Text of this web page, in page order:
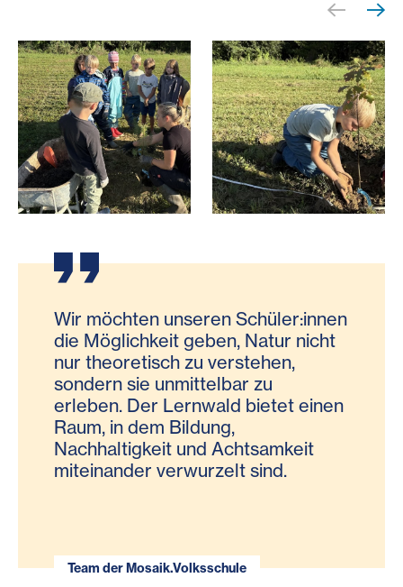
Wir möchten unseren Schüler:innen
die Möglichkeit geben, Natur nicht
nur theoretisch zu verstehen,
sondern sie unmittelbar zu
erleben. Der Lernwald bietet einen
Raum, in dem Bildung,
Nachhaltigkeit und Achtsamkeit
miteinander verwurzelt sind.
Team der Mosaik.Volksschule